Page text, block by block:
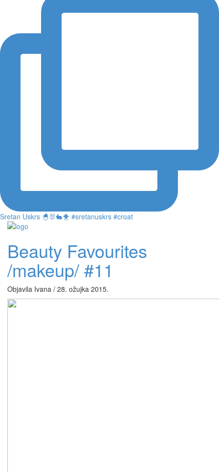
Sretan Uskrs 🐣🐰🐇🐥 #sretanuskrs #croat
Beauty Favourites
/makeup/ #11
Objavila Ivana / 28. ožujka 2015.